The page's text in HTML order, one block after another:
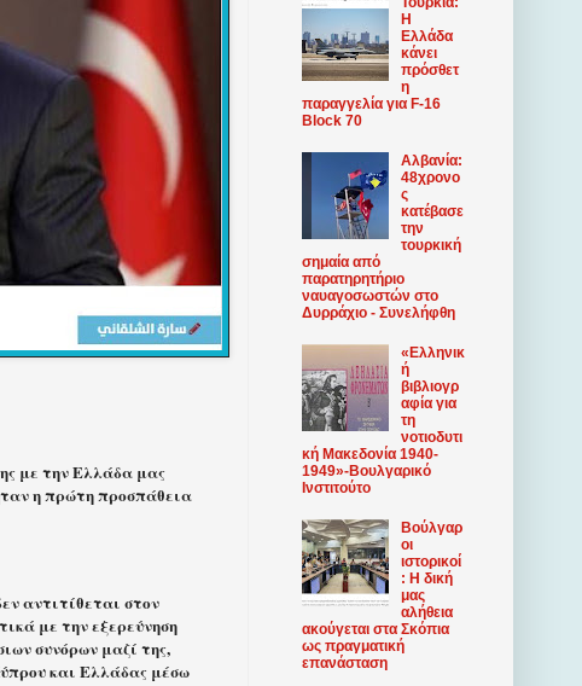
με την Ελλάδα μας
η πρώτη προσπάθεια
αντιτίθεται στον
με την εξερεύνηση
συνόρων μαζί της,
και Ελλάδας μέσω
Η
Ελλάδα
κάνει
πρόσθετ
η
παραγγελία για F-16
Block 70
Αλβανία:
48χρονο
ς
κατέβασε
την
τουρκική
σημαία από
παρατηρητήριο
ναυαγοσωστών στο
Δυρράχιο - Συνελήφθη
«Ελληνικ
ή
βιβλιογρ
αφία για
τη
νοτιοδυτι
κή Μακεδονία 1940-
1949»-Βουλγαρικό
Ινστιτούτο
Βούλγαρ
οι
ιστορικοί
: Η δική
μας
αλήθεια
ακούγεται στα Σκόπια
ως πραγματική
επανάσταση